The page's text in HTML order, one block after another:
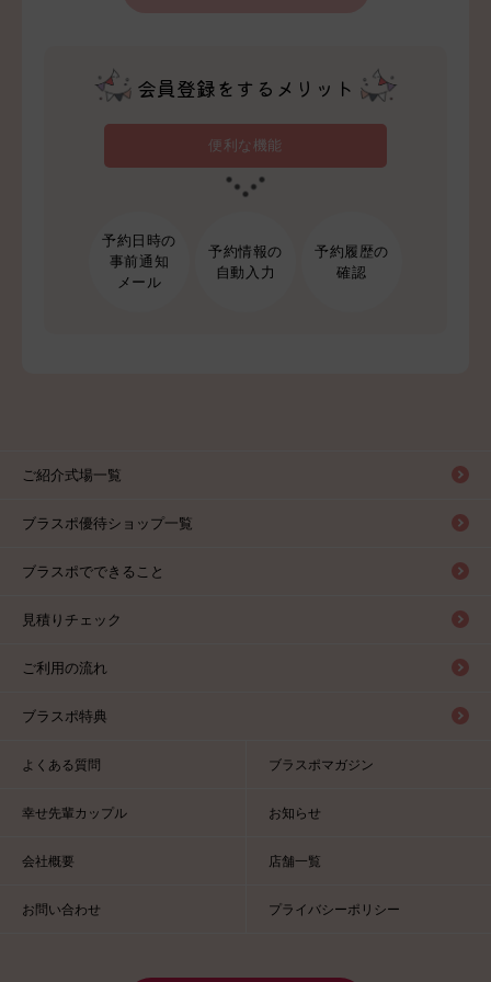
会員登録をするメリット
便利な機能
予約日時の
事前通知
メール
予約情報の
自動入力
予約履歴の
確認
ご紹介式場一覧
ブラスポ優待ショップ一覧
ブラスポでできること
見積りチェック
ご利用の流れ
ブラスポ特典
よくある質問 ブラスポマガジン
幸せ先輩カップル お知らせ
会社概要 店舗一覧
お問い合わせ プライバシーポリシー